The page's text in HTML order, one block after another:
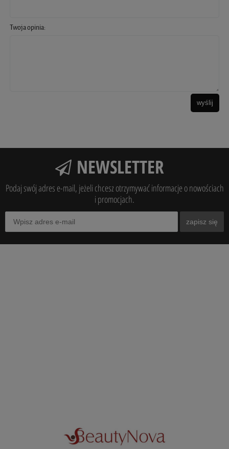
Twoja opinia:
wyślij
NEWSLETTER
Podaj swój adres e-mail, jeżeli chcesz otrzymywać informacje o nowościach
i promocjach.
zapisz się